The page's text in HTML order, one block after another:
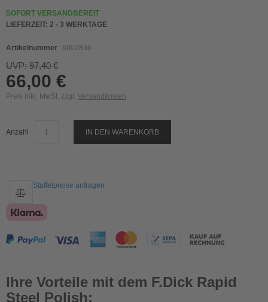
SOFORT VERSANDBEREIT
LIEFERZEIT: 2 - 3 WERKTAGE
Artikelnummer 6002836
UVP: 97,40 €
66,00 €
Preis inkl. MwSt. zzgl. Versandkosten
Anzahl IN DEN WARENKORB
Staffelpreise anfragen
Ihre Vorteile mit dem F.Dick Rapid
Steel Polish:
images
gallery